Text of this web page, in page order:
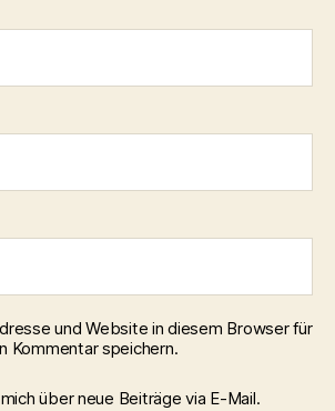
und Website in diesem Browser für
Kommentar speichern.
über neue Beiträge via E-Mail.